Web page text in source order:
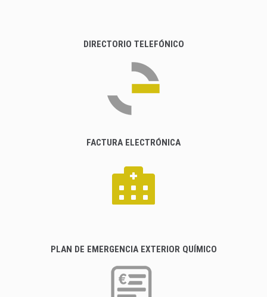
DIRECTORIO TELEFÓNICO
FACTURA ELECTRÓNICA
PLAN DE EMERGENCIA EXTERIOR QUÍMICO